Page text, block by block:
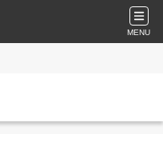
MENU